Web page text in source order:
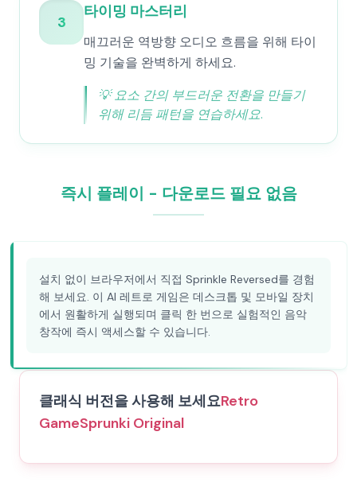
3
타이밍 마스터리
매끄러운 역방향 오디오 흐름을 위해 타이
밍 기술을 완벽하게 하세요.
💡요소 간의 부드러운 전환을 만들기
위해 리듬 패턴을 연습하세요.
즉시 플레이 - 다운로드 필요 없음
설치 없이 브라우저에서 직접 Sprinkle Reversed를 경험
해 보세요. 이 AI 레트로 게임은 데스크톱 및 모바일 장치
에서 원활하게 실행되며 클릭 한 번으로 실험적인 음악
창작에 즉시 액세스할 수 있습니다.
클래식 버전을 사용해 보세요Retro
GameSprunki Original